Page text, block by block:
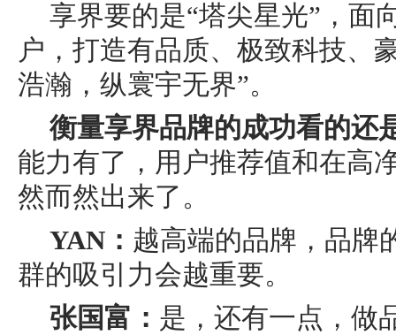
享界要的是“塔尖星光”，面
户，打造有品质、极致科技、
浩瀚，纵寰宇无界”。
衡量享界品牌的成功看的还
能力有了，用户推荐值和在高
然而然出来了。
YAN： 越高端的品牌，品牌
群的吸引力会越重要。
张国富： 是，还有一点，做